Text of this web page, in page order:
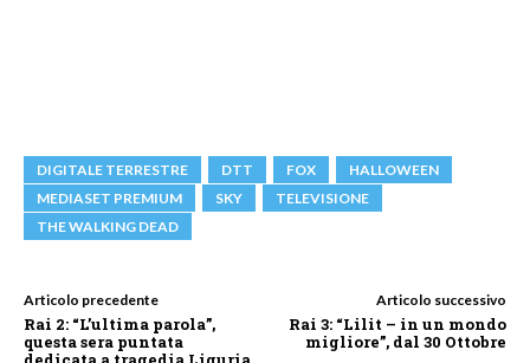
DIGITALE TERRESTRE DTT FOX
HALLOWEEN
MEDIASET PREMIUM
SKY
TELEVISIONE
THE WALKING DEAD
Articolo precedente
Rai 2: “L’ultima parola”,
questa sera puntata
Articolo successivo
Rai 3: “Lilit – in un mondo
migliore”, dal 30 Ottobre